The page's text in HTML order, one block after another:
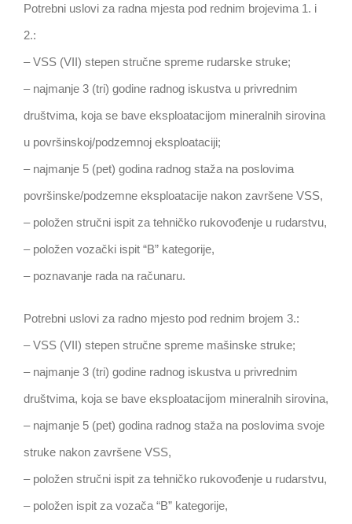
Potrebni uslovi za radna mjesta pod rednim brojevima 1. i
2.:
– VSS (VII) stepen stručne spreme rudarske struke;
– najmanje 3 (tri) godine radnog iskustva u privrednim
društvima, koja se bave eksploatacijom mineralnih sirovina
u površinskoj/podzemnoj eksploataciji;
– najmanje 5 (pet) godina radnog staža na poslovima
površinske/podzemne eksploatacije nakon završene VSS,
– položen stručni ispit za tehničko rukovođenje u rudarstvu,
– položen vozački ispit “B” kategorije,
– poznavanje rada na računaru.
Potrebni uslovi za radno mjesto pod rednim brojem 3.:
– VSS (VII) stepen stručne spreme mašinske struke;
– najmanje 3 (tri) godine radnog iskustva u privrednim
društvima, koja se bave eksploatacijom mineralnih sirovina,
– najmanje 5 (pet) godina radnog staža na poslovima svoje
struke nakon završene VSS,
– položen stručni ispit za tehničko rukovođenje u rudarstvu,
– položen ispit za vozača “B” kategorije,